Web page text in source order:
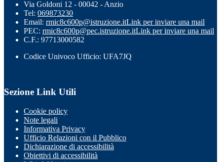
Via Goldoni 12 - 00042 - Anzio
Tel: 069873230
Email: rmic8c600p@istruzione.itLink per inviare una mail
PEC: rmic8c600p@pec.istruzione.itLink per inviare una mail
C.F.: 97713000582
Codice Univoco Ufficio: UFA7JQ
Sezione Link Utili
Cookie policy
Note legali
Informativa Privacy
Ufficio Relazioni con il Pubblico
Dichiarazione di accessibilità
Obiettivi di accessibilità